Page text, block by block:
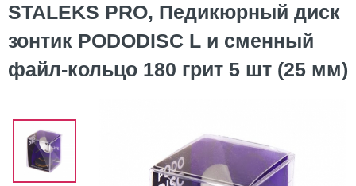
STALEKS PRO, Педикюрный диск
зонтик PODODISC L и сменный
файл-кольцо 180 грит 5 шт (25 мм)